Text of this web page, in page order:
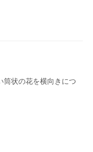
筒状の花を横向きにつ